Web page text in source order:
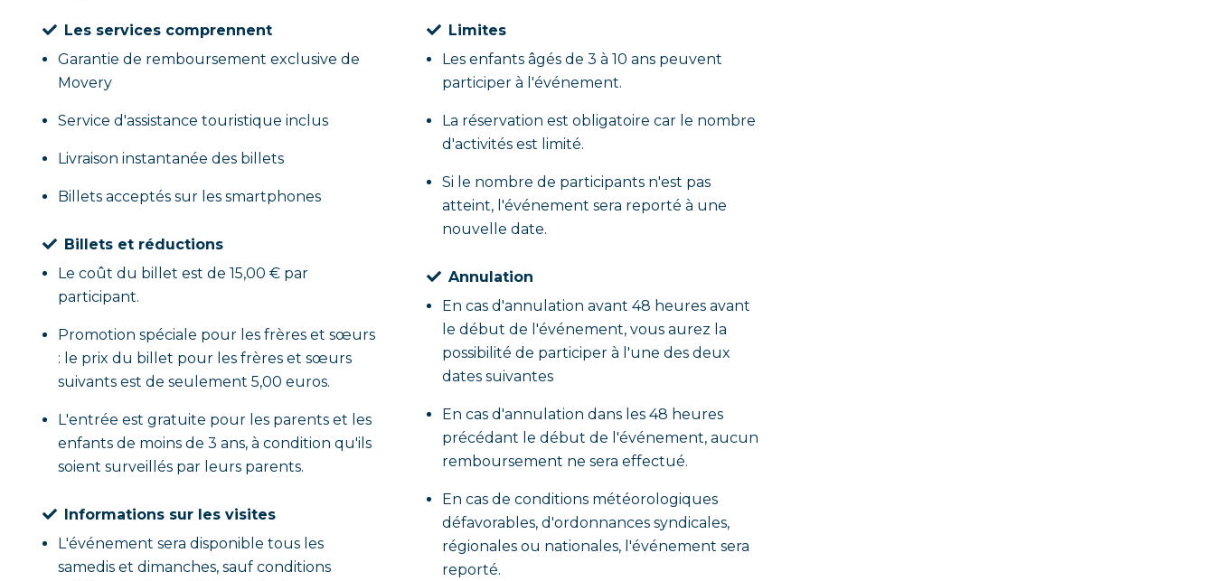
Les services comprennent
Garantie de remboursement exclusive de
Movery
Service d'assistance touristique inclus
Livraison instantanée des billets
Billets acceptés sur les smartphones
Billets et réductions
Le coût du billet est de 15,00 € par
participant.
Promotion spéciale pour les frères et sœurs
: le prix du billet pour les frères et sœurs
suivants est de seulement 5,00 euros.
L'entrée est gratuite pour les parents et les
enfants de moins de 3 ans, à condition qu'ils
soient surveillés par leurs parents.
Informations sur les visites
L'événement sera disponible tous les
samedis et dimanches, sauf conditions
Limites
Les enfants âgés de 3 à 10 ans peuvent
participer à l'événement.
La réservation est obligatoire car le nombre
d'activités est limité.
Si le nombre de participants n'est pas
atteint, l'événement sera reporté à une
nouvelle date.
Annulation
En cas d'annulation avant 48 heures avant
le début de l'événement, vous aurez la
possibilité de participer à l'une des deux
dates suivantes
En cas d'annulation dans les 48 heures
précédant le début de l'événement, aucun
remboursement ne sera effectué.
En cas de conditions météorologiques
défavorables, d'ordonnances syndicales,
régionales ou nationales, l'événement sera
reporté.